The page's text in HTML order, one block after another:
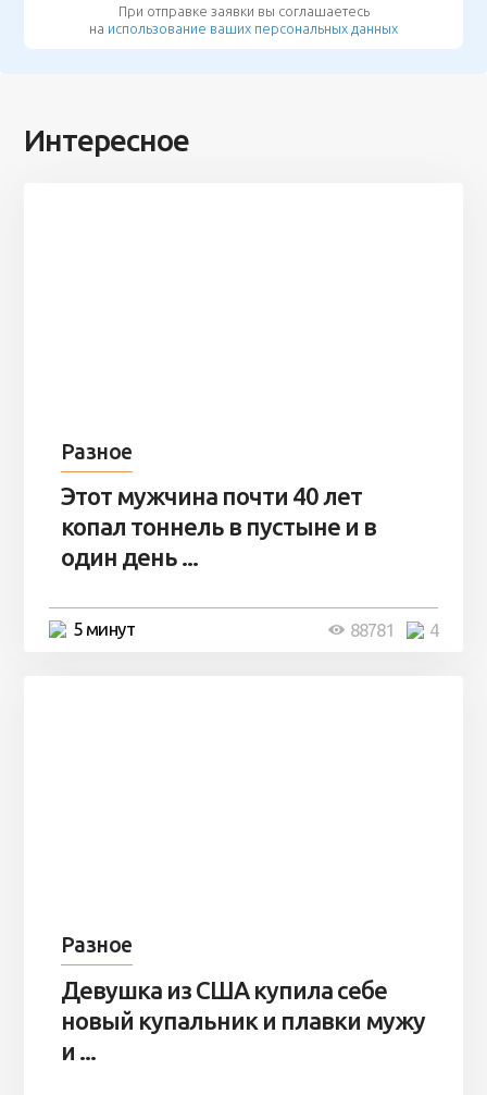
При отправке заявки вы соглашаетесь
на использование ваших персональных данных
Интересное
Разное
Этот мужчина почти 40 лет
копал тоннель в пустыне и в
один день ...
5 минут 4
88781
Разное
Девушка из США купила себе
новый купальник и плавки мужу
и ...